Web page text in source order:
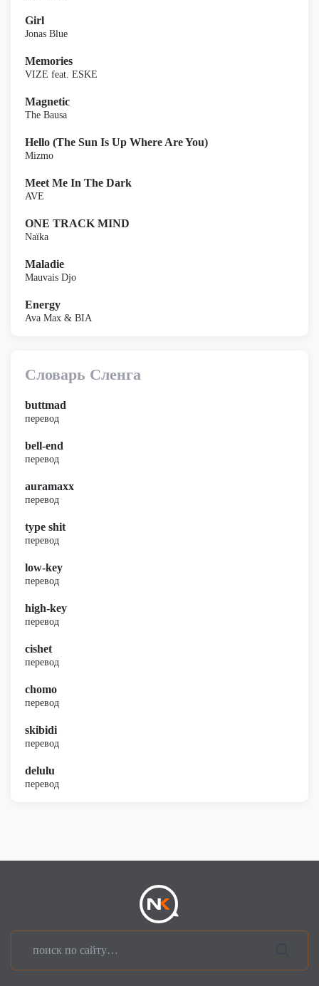
Girl
Jonas Blue
Memories
VIZE feat. ESKE
Magnetic
The Bausa
Hello (The Sun Is Up Where Are You)
Mizmo
Meet Me In The Dark
AVE
ONE TRACK MIND
Naïka
Maladie
Mauvais Djo
Energy
Ava Max & BIA
Словарь Сленга
buttmad
перевод
bell-end
перевод
auramaxx
перевод
type shit
перевод
low-key
перевод
high-key
перевод
cishet
перевод
chomo
перевод
skibidi
перевод
delulu
перевод